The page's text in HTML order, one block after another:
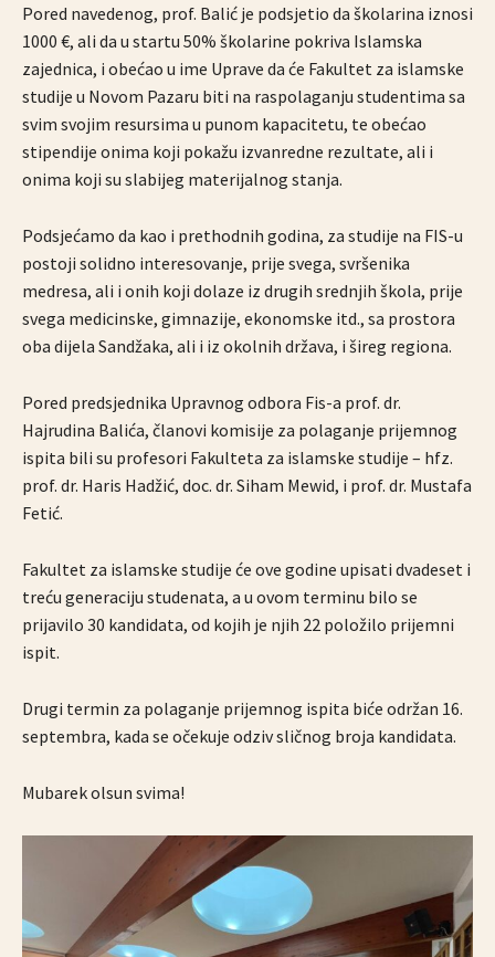
Pored navedenog, prof. Balić je podsjetio da školarina iznosi
1000 €, ali da u startu 50% školarine pokriva Islamska
zajednica, i obećao u ime Uprave da će Fakultet za islamske
studije u Novom Pazaru biti na raspolaganju studentima sa
svim svojim resursima u punom kapacitetu, te obećao
stipendije onima koji pokažu izvanredne rezultate, ali i
onima koji su slabijeg materijalnog stanja.
Podsjećamo da kao i prethodnih godina, za studije na FIS-u
postoji solidno interesovanje, prije svega, svršenika
medresa, ali i onih koji dolaze iz drugih srednjih škola, prije
svega medicinske, gimnazije, ekonomske itd., sa prostora
oba dijela Sandžaka, ali i iz okolnih država, i šireg regiona.
Pored predsjednika Upravnog odbora Fis-a prof. dr.
Hajrudina Balića, članovi komisije za polaganje prijemnog
ispita bili su profesori Fakulteta za islamske studije – hfz.
prof. dr. Haris Hadžić, doc. dr. Siham Mewid, i prof. dr. Mustafa
Fetić.
Fakultet za islamske studije će ove godine upisati dvadeset i
treću generaciju studenata, a u ovom terminu bilo se
prijavilo 30 kandidata, od kojih je njih 22 položilo prijemni
ispit.
Drugi termin za polaganje prijemnog ispita biće održan 16.
septembra, kada se očekuje odziv sličnog broja kandidata.
Mubarek olsun svima!